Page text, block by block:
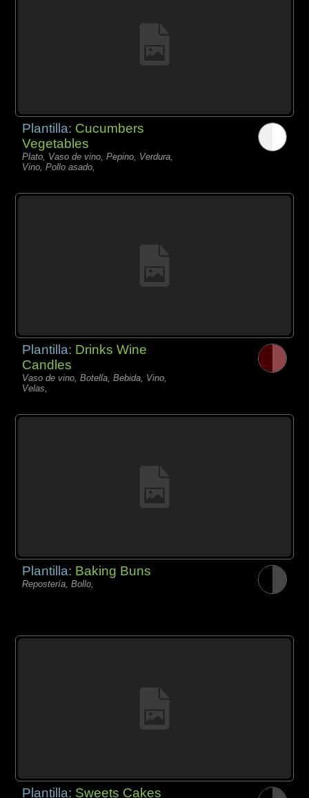
Plantilla: Cucumbers
Vegetables
Plato, Vaso de vino, Pepino, Verdura,
Vino, Pollo asado,
Plantilla: Drinks Wine
Candles
Vaso de vino, Botella, Bebida, Vino,
Velas,
Plantilla: Baking Buns
Repostería, Bollo,
Plantilla: Sweets Cakes